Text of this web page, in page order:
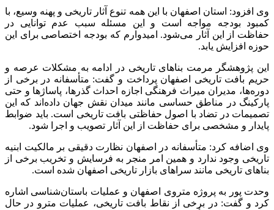
وی افزود: استان اصفهان با این همه تنوع آثار تاریخی و پهنه وسیع، با
کمبود بودجه مواجه است و این مسئله سبب عدم توانایی در
حفاظت از این آثار می‌شود. امیدوارم که بودجه اختصاصی برای این
حوزه افزایش یابد.
این پژوهشگر مرمت بناهای تاریخی در ادامه به مشکلات عرصه و
حریم بافت تاریخی اصفهان پرداخت و گفت: متأسفانه در برخی از
دوره‌ها، مدیران میراث فرهنگی اجازه احداث گذرها، پاساژها و حتی
پارکینگ در مناطق حساسی مانند میدان نقش جهان داده‌اند که این
تصمیمات در تضاد با اصول حفاظتی بافت تاریخی است. باید ضوابط
پایدار و مشخصی برای حفاظت از این آثار تصویب و اجرا شود.
وی اضافه کرد: متأسفانه در اصفهان نظارت دقیقی بر مالکیت ابنیه
تاریخی وجود ندارد و همین امر منجر به فرسایش و تخریب برخی از
بناهای تاریخی مانند سراهای بازار تاریخی اصفهان شده است.
وحدت پور به پروژه متروی اصفهان و عملیات باستان‌شناسی اشاره
کرد و گفت: در برخی از نقاط بافت تاریخی، عملیات مترو در حال